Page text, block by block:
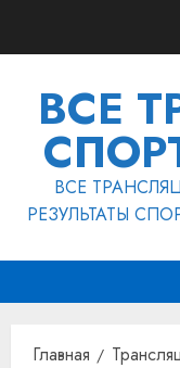
ВСЕ
ВСЕ
РЕЗУЛЬТАТЫ
Главная